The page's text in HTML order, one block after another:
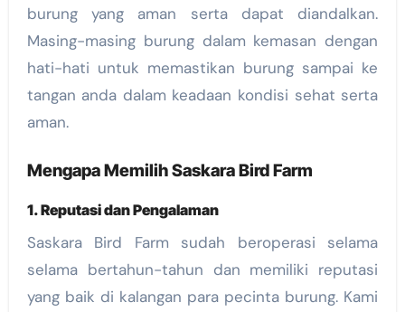
burung yang aman serta dapat diandalkan.
Masing-masing burung dalam kemasan dengan
hati-hati untuk memastikan burung sampai ke
tangan anda dalam keadaan kondisi sehat serta
aman.
Mengapa Memilih Saskara Bird Farm
1. Reputasi dan Pengalaman
Saskara Bird Farm sudah beroperasi selama
selama bertahun-tahun dan memiliki reputasi
yang baik di kalangan para pecinta burung. Kami